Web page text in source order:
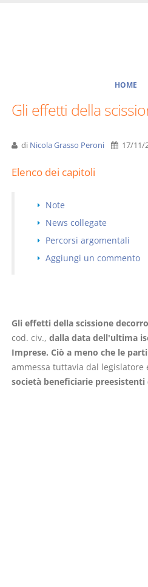
HOME
Gli effetti della
di Nicola Grasso Peroni 17/11/
Elenco dei capitoli
Note
News collegate
Percorsi argomentali
Aggiungi un commento
Gli effetti della scissione
cod. civ., dalla data dell'ultima
Imprese. Ciò a meno che le
ammessa tuttavia dal legislatore
società beneficiarie preesistenti
I Vincoli
D. Minussi